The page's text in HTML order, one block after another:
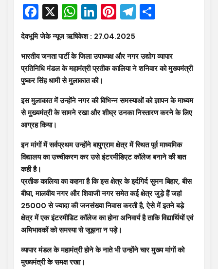
Facebook
X WhatsApp
LinkedIn
Pinterest
Telegram
देवभूमि जेके न्यूज ऋषिकेश : 27.04.2025
भारतीय जनता पार्टी के जिला उपाध्यक्ष और नगर उद्योग व्यापार
प्रतिनिधि मंडल के महामंत्री प्रतीक कालिया ने शनिवार को मुख्यमंत्री
पुष्कर सिंह धामी से मुलाकात की।
इस मुलाकात में उन्होंने नगर की विभिन्न समस्याओं को ज्ञापन के माध्यम
से मुख्यमंत्री के सामने रखा और शीघ्र उनका निस्तारण करने के लिए
आग्रह किया।
इन मांगों में सर्वप्रथम उन्होंने बापुग्राम क्षेत्र में स्थित पूर्व माध्यमिक
विद्यालय का उच्चीकरण कर उसे इंटरमीडिएट कॉलेज बनाने की बात
कही है।
प्रतीक कालिया का कहना है कि इस क्षेत्र के इर्दगिर्द सुमन बिहार, बीस
बीघा, मालवीय नगर और शिवाजी नगर समेत कई क्षेत्र जुड़े हैं जहां
25000 से ज्यादा की जनसंख्या निवास करती है, ऐसे में इतने बड़े
क्षेत्र में एक इंटरमीडिट कॉलेज का होना अनिवार्य है ताकि विद्यार्थियों एवं
अभिभावकों को समस्या से जूझना न पड़े।
व्यापार मंडल के महामंत्री होने के नाते भी उन्होंने चार मुख्य मांगों को
मुख्यमंत्री के समक्ष रखा।